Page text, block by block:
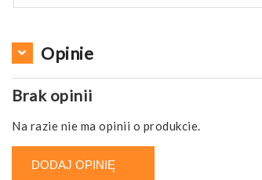
Opinie
Brak opinii
Na razie nie ma opinii o produkcie.
DODAJ OPINIĘ